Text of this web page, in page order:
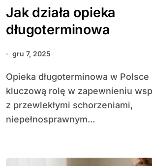
Jak działa opieka
długoterminowa
gru 7, 2025
Opieka długoterminowa w Polsce odgrywa
kluczową rolę w zapewnieniu
z przewlekłymi schorzeniami,
niepełnosprawnym...